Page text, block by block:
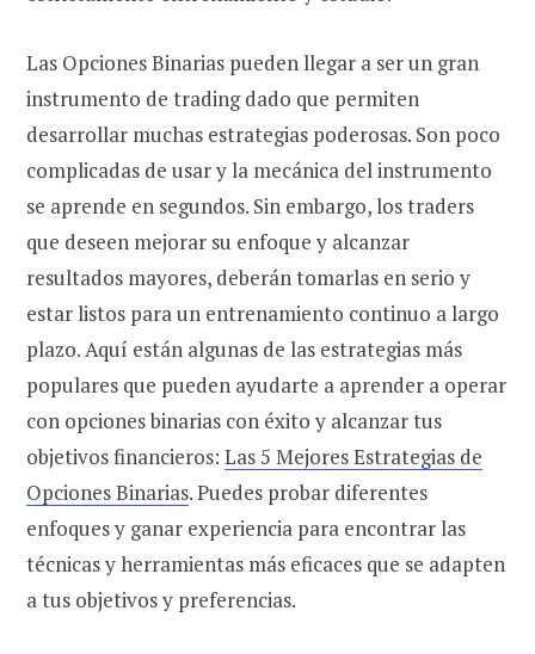
Las Opciones Binarias pueden llegar a ser un gran
instrumento de trading dado que permiten
desarrollar muchas estrategias poderosas. Son poco
complicadas de usar y la mecánica del instrumento
se aprende en segundos. Sin embargo, los traders
que deseen mejorar su enfoque y alcanzar
resultados mayores, deberán tomarlas en serio y
estar listos para un entrenamiento continuo a largo
plazo. Aquí están algunas de las estrategias más
populares que pueden ayudarte a aprender a operar
con opciones binarias con éxito y alcanzar tus
objetivos financieros: Las 5 Mejores Estrategias de
Opciones Binarias. Puedes probar diferentes
enfoques y ganar experiencia para encontrar las
técnicas y herramientas más eficaces que se adapten
a tus objetivos y preferencias.